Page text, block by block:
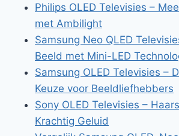
Philips OLED Televisies –
met Ambilight
Samsung Neo QLED
Beeld met Mini-LED
Samsung OLED Televisies –
Keuze voor Beeldliefhebbers
Sony OLED Televisies –
Krachtig Geluid